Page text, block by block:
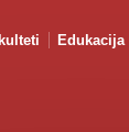
Edukacija